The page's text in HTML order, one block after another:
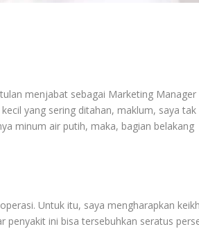
menjabat sebagai Marketing Manager
yang sering ditahan, maklum, saya tak
minum air putih, maka, bagian belakang
Untuk itu, saya mengharapkan
ini bisa tersebuhkan seratus